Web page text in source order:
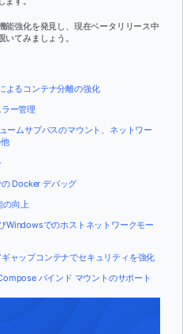
能強化を発見し、現在ベータリリース中
てみましょう。
よるコンテナ分離の強化
ー管理
ームサブパスのマウント、ネットワー
Docker デバッグ
の向上
Windowsでのホストネットワークモー
ャップコンテナでセキュリティを強化
バインド マウントのサポート